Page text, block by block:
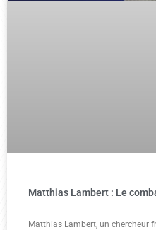
Matthias Lambert : Le
Matthias Lambert, un chercheur